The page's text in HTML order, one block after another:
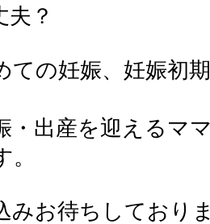
夫？
ての妊娠、妊娠初
・出産を迎えるマ
みお待ちしており